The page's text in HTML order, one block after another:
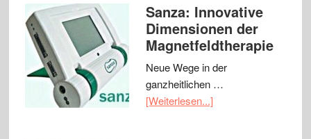
Sanza: Innovative
Dimensionen der
Magnetfeldtherapie
Neue Wege in der
ganzheitlichen …
[Weiterlesen...]